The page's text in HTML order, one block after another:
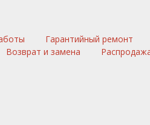
Гарантийный ремонт
Возврат и замена